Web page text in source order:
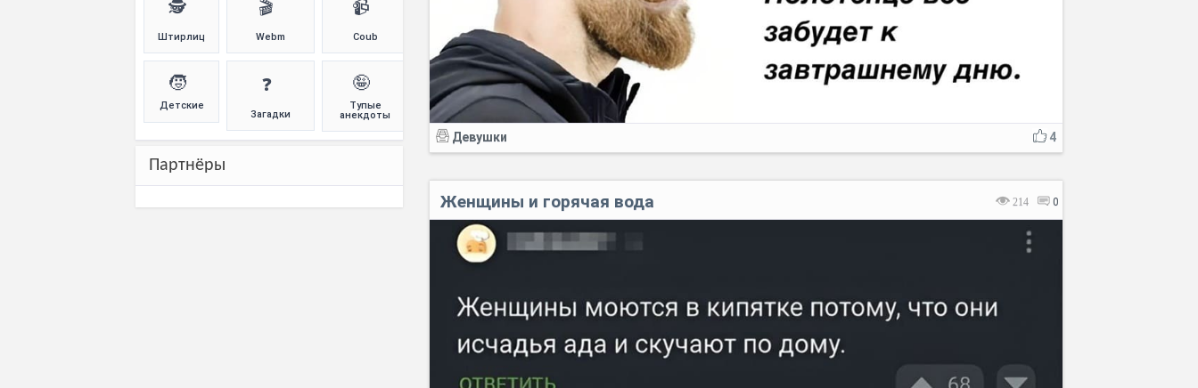
4
Девушки
214 0
Женщины и горячая вода
🕵️
Штирлиц
🎬
Webm
📹
Coub
🧒
Детские
❓
Загадки
🤪
Тупые
анекдоты
Партнёры